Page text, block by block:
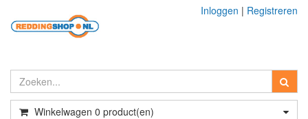
Inloggen | Registreren
Winkelwagen 0 product(en)